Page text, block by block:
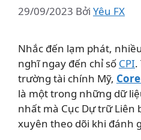
29/09/2023 Bởi Yêu FX
Nhắc đến lạm phát,
nghĩ ngay đến chỉ số CPI.
trường tài chính Mỹ,
là một trong những dữ
nhất mà Cục Dự trữ Liên
xuyên theo dõi khi đánh